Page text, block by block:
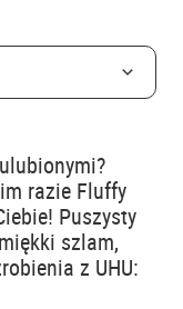
razie Fluffy
Puszysty
szlam,
z UHU: